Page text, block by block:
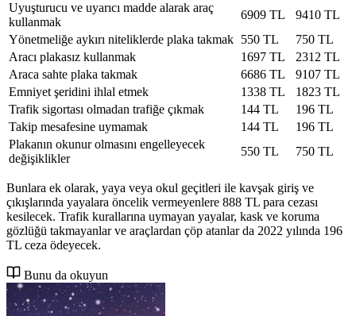
Uyuşturucu ve uyarıcı madde alarak araç
kullanmak
6909 TL
9410 TL
Yönetmeliğe aykırı niteliklerde plaka takmak 550 TL
750 TL
Aracı plakasız kullanmak
1697 TL
2312 TL
Araca sahte plaka takmak
6686 TL
9107 TL
Emniyet şeridini ihlal etmek
1338 TL
1823 TL
Trafik sigortası olmadan trafiğe çıkmak
144 TL
196 TL
Takip mesafesine uymamak
144 TL
196 TL
Plakanın okunur olmasını engelleyecek
değişiklikler
550 TL 750 TL
Bunlara ek olarak, yaya veya okul geçitleri ile kavşak giriş ve
çıkışlarında yayalara öncelik vermeyenlere 888 TL para cezası
kesilecek. Trafik kurallarına uymayan yayalar, kask ve koruma
gözlüğü takmayanlar ve araçlardan çöp atanlar da 2022 yılında 196
TL ceza ödeyecek.
Bunu da okuyun